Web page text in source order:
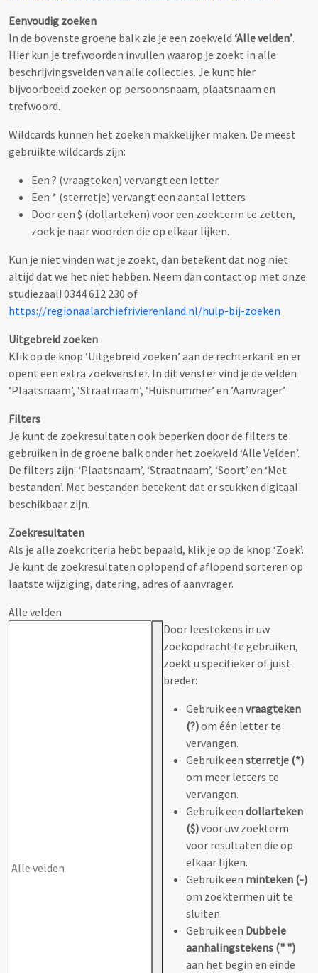
Eenvoudig zoeken
In de bovenste groene balk zie je een zoekveld ‘Alle velden’.
Hier kun je trefwoorden invullen waarop je zoekt in alle
beschrijvingsvelden van alle collecties. Je kunt hier
bijvoorbeeld zoeken op persoonsnaam, plaatsnaam en
trefwoord.
Wildcards kunnen het zoeken makkelijker maken. De meest
gebruikte wildcards zijn:
Een ? (vraagteken) vervangt een letter
Een * (sterretje) vervangt een aantal letters
Door een $ (dollarteken) voor een zoekterm te zetten,
zoek je naar woorden die op elkaar lijken.
Kun je niet vinden wat je zoekt, dan betekent dat nog niet
altijd dat we het niet hebben. Neem dan contact op met onze
studiezaal! 0344 612 230 of
https://regionaalarchiefrivierenland.nl/hulp-bij-zoeken
Uitgebreid zoeken
Klik op de knop ‘Uitgebreid zoeken’ aan de rechterkant en er
opent een extra zoekvenster. In dit venster vind je de velden
‘Plaatsnaam’, ‘Straatnaam’, ‘Huisnummer’ en ’Aanvrager’
Filters
Je kunt de zoekresultaten ook beperken door de filters te
gebruiken in de groene balk onder het zoekveld ‘Alle Velden’.
De filters zijn: ‘Plaatsnaam’, ‘Straatnaam’, ‘Soort’ en ‘Met
bestanden’. Met bestanden betekent dat er stukken digitaal
beschikbaar zijn.
Zoekresultaten
Als je alle zoekcriteria hebt bepaald, klik je op de knop ‘Zoek’.
Je kunt de zoekresultaten oplopend of aflopend sorteren op
laatste wijziging, datering, adres of aanvrager.
Alle velden
Door leestekens in uw
zoekopdracht te gebruiken,
zoekt u specifieker of juist
breder:
Gebruik een vraagteken
(?)om één letter te
vervangen.
Gebruik een sterretje (*)
om meer letters te
vervangen.
Gebruik een dollarteken
($)voor uw zoekterm
voor resultaten die op
elkaar lijken.
Gebruik een minteken (-)
om zoektermen uit te
sluiten.
Gebruik een Dubbele
aanhalingstekens (" ")
aan het begin en einde